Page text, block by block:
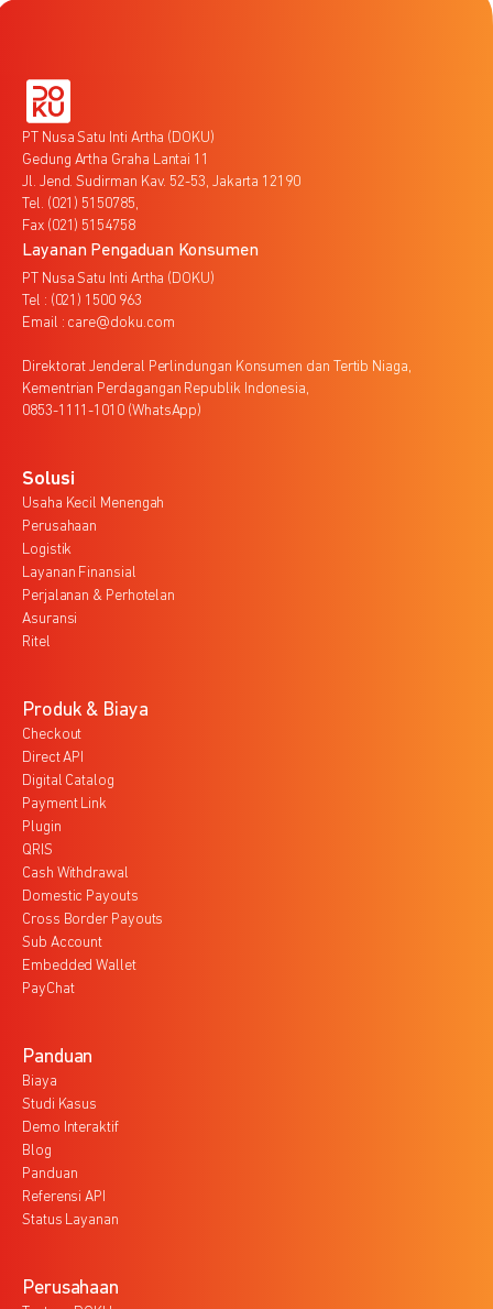
PT Nusa Satu Inti Artha (DOKU)
Gedung Artha Graha Lantai 11
Jl. Jend. Sudirman Kav. 52-53, Jakarta 12190
Tel. (021) 5150785,
Fax (021) 5154758
Layanan Pengaduan Konsumen
PT Nusa Satu Inti Artha (DOKU)
Tel : (021) 1500 963
Email : care@doku.com
Direktorat Jenderal Perlindungan Konsumen dan Tertib Niaga,
Kementrian Perdagangan Republik Indonesia,
0853-1111-1010 (WhatsApp)
Solusi
Usaha Kecil Menengah
Perusahaan
Logistik
Layanan Finansial
Perjalanan & Perhotelan
Asuransi
Ritel
Produk & Biaya
Checkout
Direct API
Digital Catalog
Payment Link
Plugin
QRIS
Cash Withdrawal
Domestic Payouts
Cross Border Payouts
Sub Account
Embedded Wallet
PayChat
Panduan
Biaya
Studi Kasus
Demo Interaktif
Blog
Panduan
Referensi API
Status Layanan
Perusahaan